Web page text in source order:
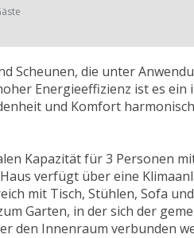
Scheunen, die unter
Energieeffizienz ist es ein
und Komfort
Kapazität für 3 Personen
verfügt über eine
mit Tisch, Stühlen, Sofa
Garten, in der sich der
den Innenraum verbunden